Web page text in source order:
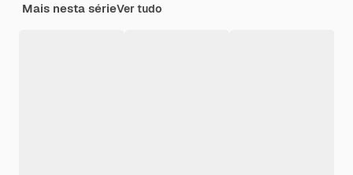
Mais nesta sérieVer tudo